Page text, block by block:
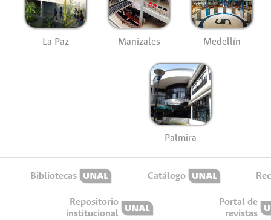
La Paz Manizales Medellín
Palmira
Bibliotecas Catálogo
Repositorio
institucional
Portal de
revistas